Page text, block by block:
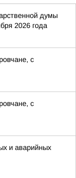
думы
2026 года
с
с
и аварийных